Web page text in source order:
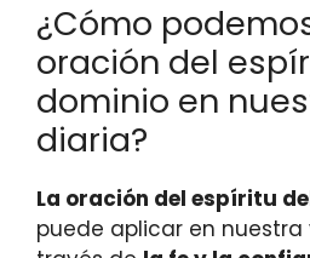
¿Cómo
oración del
dominio en
diaria?
La oración del espíritu
puede aplicar en